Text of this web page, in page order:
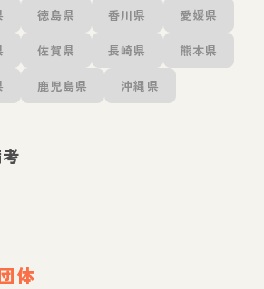
徳島県 香川県 愛媛県
佐賀県 長崎県 熊本県
鹿児島県 沖縄県
体